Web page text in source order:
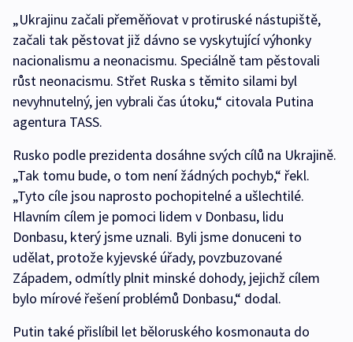
„Ukrajinu začali přeměňovat v protiruské nástupiště,
začali tak pěstovat již dávno se vyskytující výhonky
nacionalismu a neonacismu. Speciálně tam pěstovali
růst neonacismu. Střet Ruska s těmito silami byl
nevyhnutelný, jen vybrali čas útoku,“ citovala Putina
agentura TASS.
Rusko podle prezidenta dosáhne svých cílů na Ukrajině.
„Tak tomu bude, o tom není žádných pochyb,“ řekl.
„Tyto cíle jsou naprosto pochopitelné a ušlechtilé.
Hlavním cílem je pomoci lidem v Donbasu, lidu
Donbasu, který jsme uznali. Byli jsme donuceni to
udělat, protože kyjevské úřady, povzbuzované
Západem, odmítly plnit minské dohody, jejichž cílem
bylo mírové řešení problémů Donbasu,“ dodal.
Putin také přislíbil let běloruského kosmonauta do